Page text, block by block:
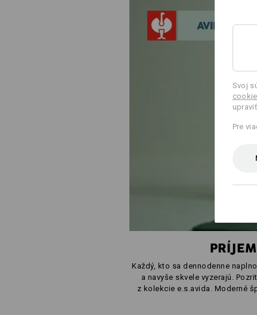
Každý, kto sa dennodenne
a navyše skvele vyzerajú.
z kolekcie e.s.avida. Moderné
Svoj
cookie
Pre